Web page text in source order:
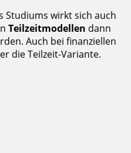
Studiums wirkt sich auch
Teilzeitmodellen dann
Auch bei finanziellen
die Teilzeit-Variante.